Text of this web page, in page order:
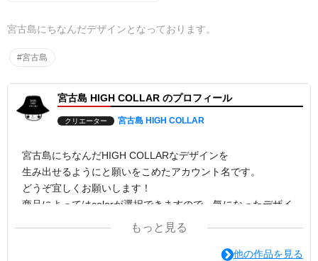
宮古島にちなんだデザインとなっております。
#宮古島
宮古島 HIGH COLLAR のプロフィール
クリエーター 宮古島 HIGH COLLAR
宮古島にちなんだHIGH COLLARなデザインを
生み出せるようにと願いをこめたアカウント名です。
どうぞ宜しくお願いします！
商品によってはcolorが選択できますので、気になったデザイ
ンでcolorの変更を試してみてください。
印刷方法は転写プリントがオススメです。
もっと見る
他の作品を見る